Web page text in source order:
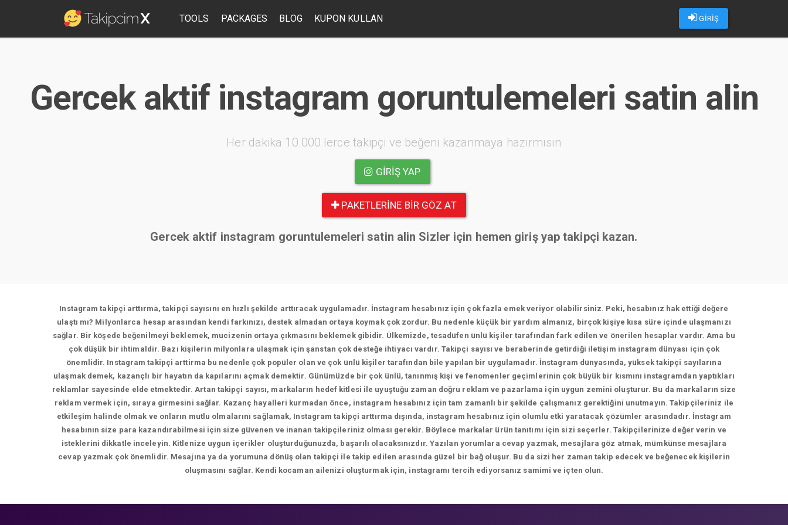
GİRİŞ
TOOLS PACKAGES BLOG KUPON KULLAN
Gercek aktif instagram goruntulemeleri satin alin
Her dakika 10.000 lerce takipçi ve beğeni kazanmaya hazırmısın
GIRIŞ YAP
PAKETLERINE BIR GÖZ AT
Gercek aktif instagram goruntulemeleri satin alin Sizler için hemen giriş yap takipçi kazan.
Instagram takipçi arttırma, takipçi sayısını en hızlı şekilde arttıracak uygulamadır. İnstagram hesabınız için çok fazla emek veriyor olabilirsiniz. Peki, hesabınız hak ettiği değere
ulaştı mı? Milyonlarca hesap arasından kendi farkınızı, destek almadan ortaya koymak çok zordur. Bu nedenle küçük bir yardım almanız, birçok kişiye kısa süre içinde ulaşmanızı
sağlar. Bir köşede beğenilmeyi beklemek, mucizenin ortaya çıkmasını beklemek gibidir. Ülkemizde, tesadüfen ünlü kişiler tarafından fark edilen ve önerilen hesaplar vardır. Ama bu
çok düşük bir ihtimaldir. Bazı kişilerin milyonlara ulaşmak için şanstan çok desteğe ihtiyacı vardır. Takipçi sayısı ve beraberinde getirdiği iletişim instagram dünyası için çok
önemlidir. Instagram takipçi arttirma bu nedenle çok popüler olan ve çok ünlü kişiler tarafından bile yapılan bir uygulamadır. İnstagram dünyasında, yüksek takipçi sayılarına
ulaşmak demek, kazançlı bir hayatın da kapılarını açmak demektir. Günümüzde bir çok ünlü, tanınmış kişi ve fenomenler geçimlerinin çok büyük bir kısmını instagramdan yaptıkları
reklamlar sayesinde elde etmektedir. Artan takipçi sayısı, markaların hedef kitlesi ile uyuştuğu zaman doğru reklam ve pazarlama için uygun zemini oluşturur. Bu da markaların size
reklam vermek için, sıraya girmesini sağlar. Kazanç hayalleri kurmadan önce, instagram hesabınız için tam zamanlı bir şekilde çalışmanız gerektiğini unutmayın. Takipçileriniz ile
etkileşim halinde olmak ve onların mutlu olmalarını sağlamak, Instagram takipçi arttırma dışında, instagram hesabınız için olumlu etki yaratacak çözümler arasındadır. İnstagram
hesabının size para kazandırabilmesi için size güvenen ve inanan takipçileriniz olması gerekir. Böylece markalar ürün tanıtımı için sizi seçerler. Takipçilerinize değer verin ve
isteklerini dikkatle inceleyin. Kitlenize uygun içerikler oluşturduğunuzda, başarılı olacaksınızdır. Yazılan yorumlara cevap yazmak, mesajlara göz atmak, mümkünse mesajlara
cevap yazmak çok önemlidir. Mesajına ya da yorumuna dönüş olan takipçi ile takip edilen arasında güzel bir bağ oluşur. Bu da sizi her zaman takip edecek ve beğenecek kişilerin
oluşmasını sağlar. Kendi kocaman ailenizi oluşturmak için, instagramı tercih ediyorsanız samimi ve içten olun.